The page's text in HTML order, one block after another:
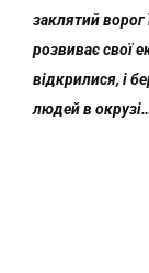
заклятий ворог
розвиває свої
відкрилися, і
людей в